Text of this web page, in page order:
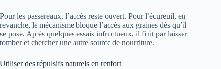
Pour les passereaux, l’accès reste ouvert. Pour l’écureuil, en
revanche, le mécanisme bloque l’accès aux graines dès qu’il
se pose. Après quelques essais infructueux, il finit par laisser
tomber et chercher une autre source de nourriture.
Utiliser des répulsifs naturels en renfort